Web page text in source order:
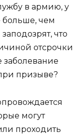
в армию, у
больше, чем
что
отсрочки
заболевание
призыве?
могут
проходить